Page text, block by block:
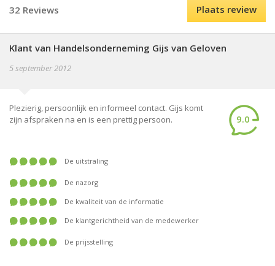
32 Reviews Plaats review
Klant van Handelsonderneming Gijs van Geloven
5 september 2012
Plezierig, persoonlijk en informeel contact. Gijs komt
zijn afspraken na en is een prettig persoon.
9.0
De uitstraling
De nazorg
De kwaliteit van de informatie
De klantgerichtheid van de medewerker
De prijsstelling